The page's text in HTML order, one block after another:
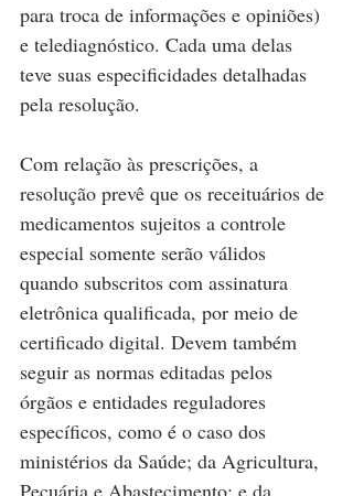
para troca de informações e opiniões)
e telediagnóstico. Cada uma delas
teve suas especificidades detalhadas
pela resolução.
Com relação às prescrições, a
resolução prevê que os receituários de
medicamentos sujeitos a controle
especial somente serão válidos
quando subscritos com assinatura
eletrônica qualificada, por meio de
certificado digital. Devem também
seguir as normas editadas pelos
órgãos e entidades reguladores
específicos, como é o caso dos
ministérios da Saúde; da Agricultura,